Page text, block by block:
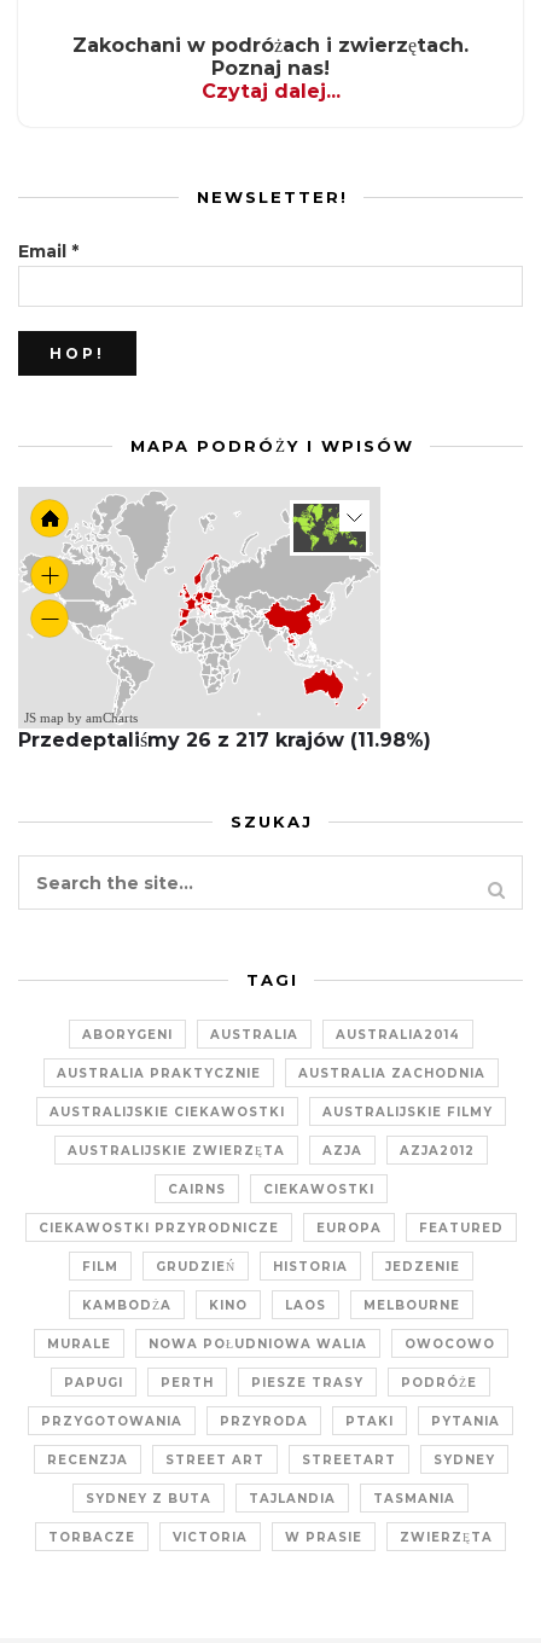
Zakochani w podróżach i zwierzętach.
Poznaj nas!
Czytaj dalej...
NEWSLETTER!
Email *
MAPA PODRÓŻY I WPISÓW
JS map by amCharts
Przedeptaliśmy 26 z 217 krajów (11.98%)
SZUKAJ
TAGI
ABORYGENI AUSTRALIA AUSTRALIA2014
AUSTRALIA PRAKTYCZNIE AUSTRALIA ZACHODNIA
AUSTRALIJSKIE CIEKAWOSTKI AUSTRALIJSKIE FILMY
AUSTRALIJSKIE ZWIERZĘTA AZJA AZJA2012
CAIRNS CIEKAWOSTKI
CIEKAWOSTKI PRZYRODNICZE EUROPA FEATURED
FILM GRUDZIEŃ HISTORIA JEDZENIE
KAMBODŻA KINO LAOS MELBOURNE
MURALE NOWA POŁUDNIOWA WALIA OWOCOWO
PAPUGI PERTH PIESZE TRASY PODRÓŻE
PRZYGOTOWANIA PRZYRODA PTAKI PYTANIA
RECENZJA STREET ART STREETART SYDNEY
SYDNEY Z BUTA TAJLANDIA TASMANIA
TORBACZE VICTORIA W PRASIE ZWIERZĘTA